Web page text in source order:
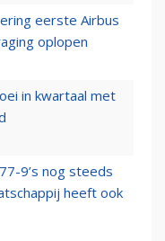
eerste Airbus
oplopen
in kwartaal met
9’s nog steeds
heeft ook